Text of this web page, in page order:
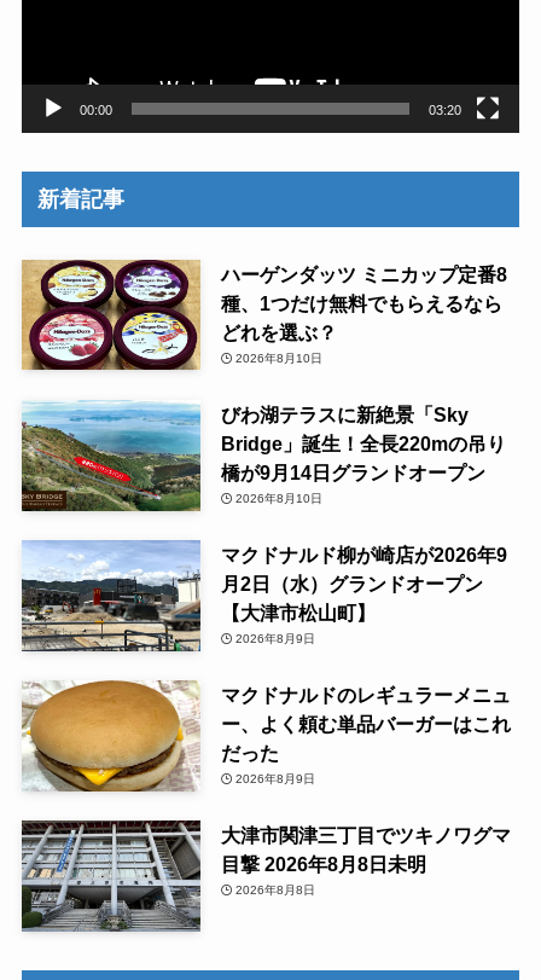
00:00 03:20
新着記事
ハーゲンダッツ ミニカップ定番8
種、1つだけ無料でもらえるなら
どれを選ぶ？
2026年8月10日
びわ湖テラスに新絶景「Sky
Bridge」誕生！全長220mの吊り
橋が9月14日グランドオープン
2026年8月10日
マクドナルド柳が崎店が2026年9
月2日（水）グランドオープン
【大津市松山町】
2026年8月9日
マクドナルドのレギュラーメニュ
ー、よく頼む単品バーガーはこれ
だった
2026年8月9日
大津市関津三丁目でツキノワグマ
目撃 2026年8月8日未明
2026年8月8日